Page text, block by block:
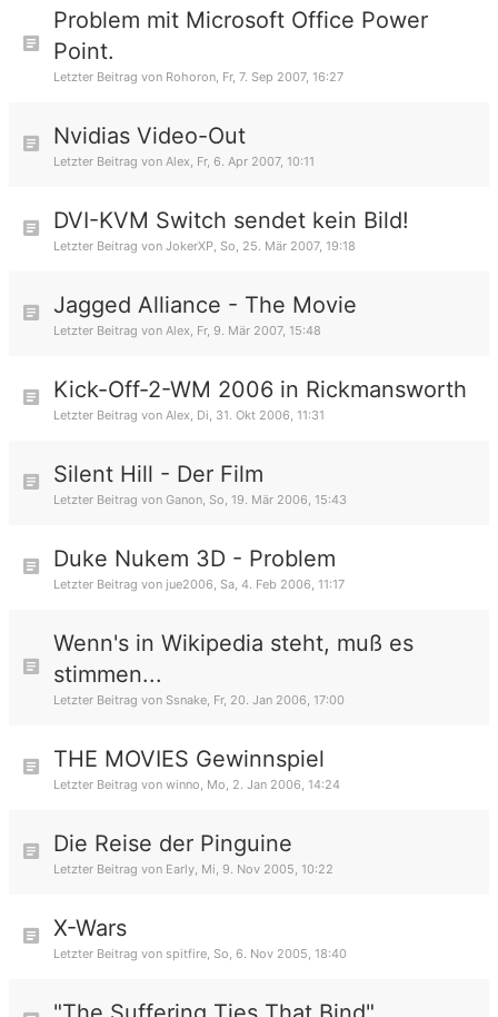
Problem mit Microsoft Office Power
Point.
Letzter Beitrag von Rohoron, Fr, 7. Sep 2007, 16:27
Nvidias Video-Out
Letzter Beitrag von Alex, Fr, 6. Apr 2007, 10:11
DVI-KVM Switch sendet kein Bild!
Letzter Beitrag von JokerXP, So, 25. Mär 2007, 19:18
Jagged Alliance - The Movie
Letzter Beitrag von Alex, Fr, 9. Mär 2007, 15:48
Kick-Off-2-WM 2006 in Rickmansworth
Letzter Beitrag von Alex, Di, 31. Okt 2006, 11:31
Silent Hill - Der Film
Letzter Beitrag von Ganon, So, 19. Mär 2006, 15:43
Duke Nukem 3D - Problem
Letzter Beitrag von jue2006, Sa, 4. Feb 2006, 11:17
Wenn's in Wikipedia steht, muß es
stimmen...
Letzter Beitrag von Ssnake, Fr, 20. Jan 2006, 17:00
THE MOVIES Gewinnspiel
Letzter Beitrag von winno, Mo, 2. Jan 2006, 14:24
Die Reise der Pinguine
Letzter Beitrag von Early, Mi, 9. Nov 2005, 10:22
X-Wars
Letzter Beitrag von spitfire, So, 6. Nov 2005, 18:40